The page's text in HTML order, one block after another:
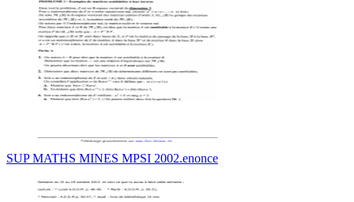
SUP MATHS MINES MPSI 2002.enonce